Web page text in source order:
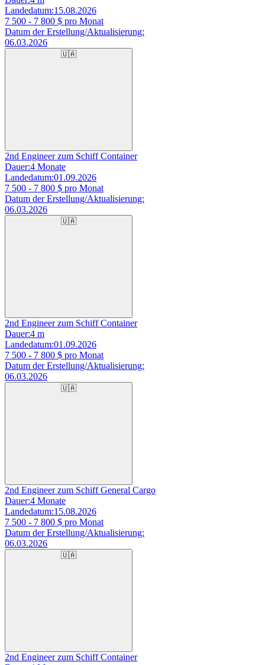
Landedatum:15.08.2026
7 500 - 7 800 $ pro Monat
Datum der Erstellung/Aktualisierung:
06.03.2026
🇺🇦
2nd Engineer zum Schiff Container
Dauer:4 Monate
Landedatum:01.09.2026
7 500 - 7 800 $ pro Monat
Datum der Erstellung/Aktualisierung:
06.03.2026
🇺🇦
2nd Engineer zum Schiff Container
Dauer:4 m
Landedatum:01.09.2026
7 500 - 7 800 $ pro Monat
Datum der Erstellung/Aktualisierung:
06.03.2026
🇺🇦
2nd Engineer zum Schiff General Cargo
Dauer:4 Monate
Landedatum:15.08.2026
7 500 - 7 800 $ pro Monat
Datum der Erstellung/Aktualisierung:
06.03.2026
🇺🇦
2nd Engineer zum Schiff Container